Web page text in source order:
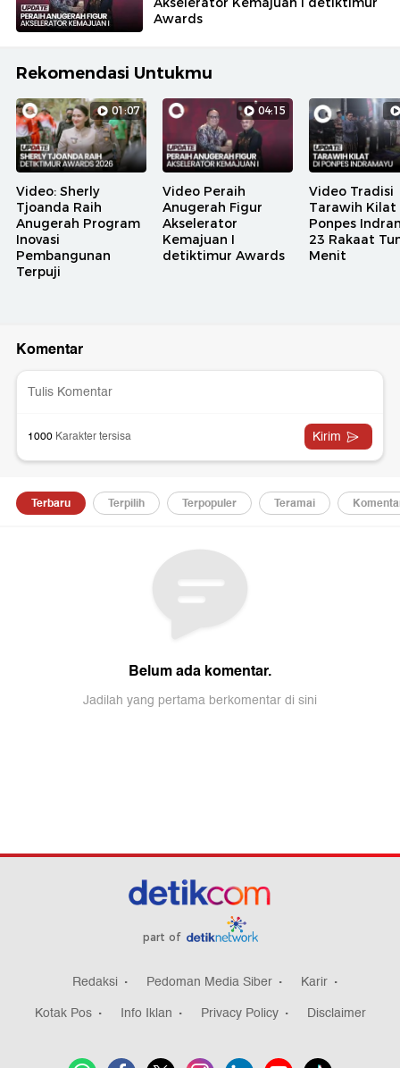
Pembangunan Terpuji
Video: Pemred Detikcom Buka
detiktimur Awards 2026
04:15 detikUpdate
Video Peraih Anugerah Figur
Akselerator Kemajuan I detiktimur
Awards
Rekomendasi Untukmu
Video: Sherly
Tjoanda Raih
Anugerah Program
Terpuji
Anugerah Figur
Tarawih Kilat
Menit